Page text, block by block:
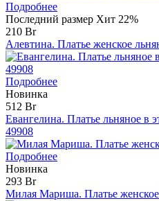
Подробнее
Последний размер Хит 22%
210 Br
Алевтина. Платье женское
Подробнее
Новинка
512 Br
Евангелина. Платье льняное в
49908
Подробнее
Новинка
293 Br
Милая Мариша. Платье